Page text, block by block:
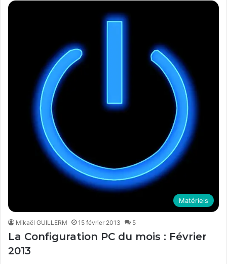
Matériels
Mikaël GUILLERM 15 février 2013 5
La Configuration PC du mois : Février
2013